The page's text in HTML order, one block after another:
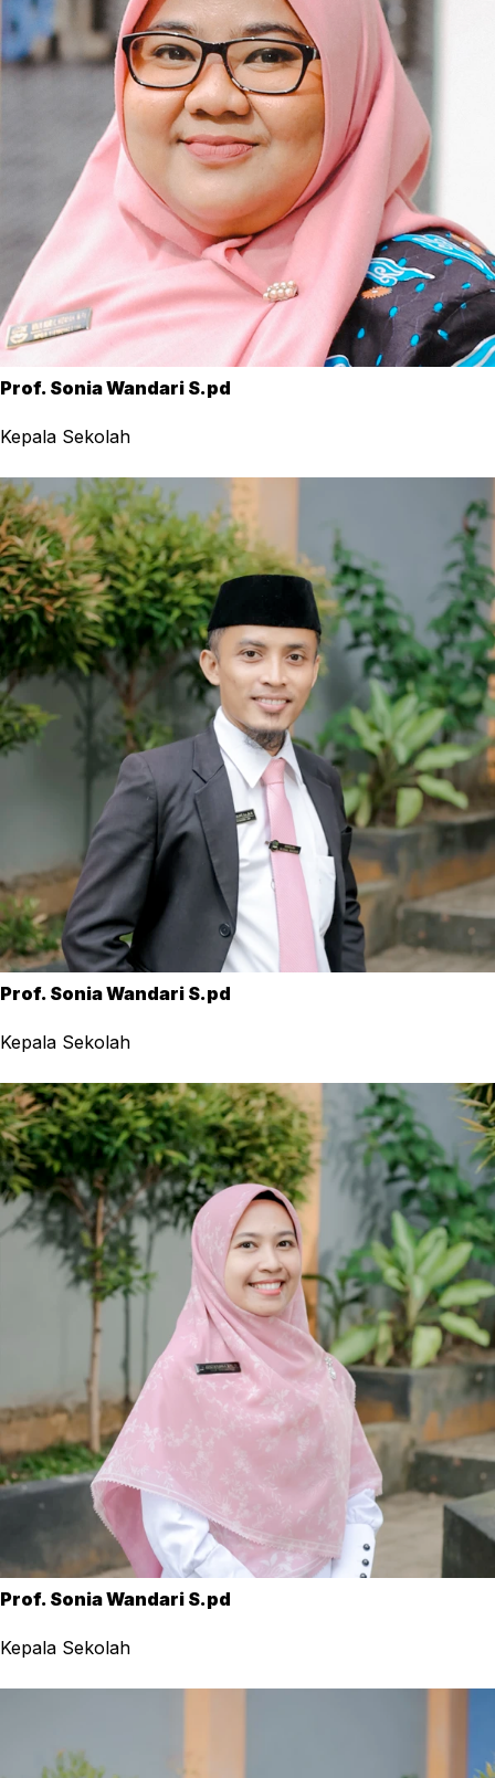
Prof. Sonia Wandari S.pd
Kepala Sekolah
Prof. Sonia Wandari S.pd
Kepala Sekolah
Prof. Sonia Wandari S.pd
Kepala Sekolah